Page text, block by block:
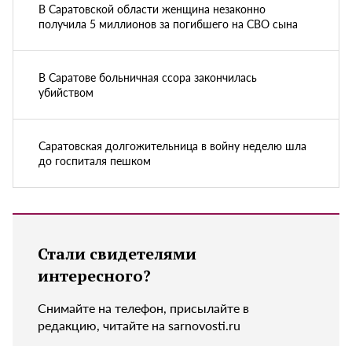
В Саратовской области женщина незаконно
получила 5 миллионов за погибшего на СВО сына
В Саратове больничная ссора закончилась
убийством
Саратовская долгожительница в войну неделю шла
до госпиталя пешком
Стали свидетелями
интересного?
Снимайте на телефон, присылайте в
редакцию, читайте на sarnovosti.ru